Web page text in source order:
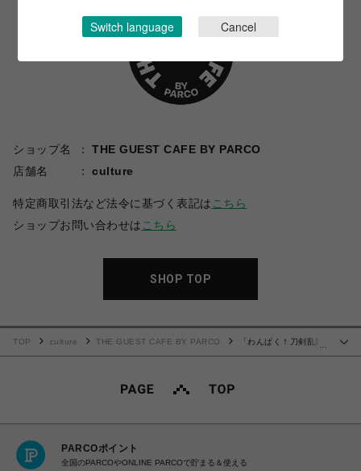
ショップ名
THE GUEST CAFE BY PARCO
店舗名
culture
特定商取引法など法令に基づく表記は こちら
ショップお問い合わせは こちら
SHOP TOP
TOP culture THE GUEST CAFE BY PARCO
「わんぱく！刀剣乱舞
PARCOポイント
全国のPARCOやONLINE PARCOで貯まる＆使える
Switch language Cancel